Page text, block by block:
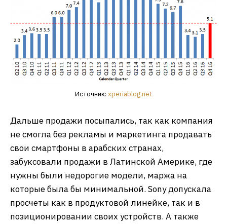
Источник: xperiablog.net
Дальше продажи посыпались, так как компания
не смогла без рекламы и маркетинга продавать
свои смартфоны в арабских странах,
забуксовали продажи в Латинской Америке, где
нужны были недорогие модели, маржа на
которые была бы минимальной. Sony допускала
просчеты как в продуктовой линейке, так и в
позиционировании своих устройств. А также